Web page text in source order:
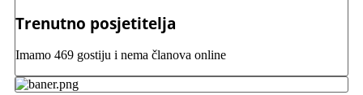
Trenutno posjetitelja
Imamo 469 gostiju i nema članova online